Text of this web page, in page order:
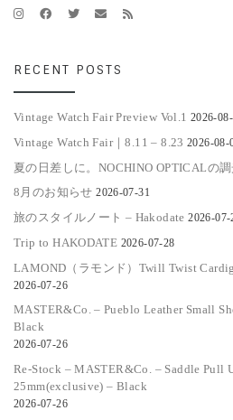
RECENT POSTS
Vintage Watch Fair Preview Vol.1 2026-
Vintage Watch Fair｜8.11 – 8.23 2026-08-
夏の日差しに。NOCHINO OPTICALの
8月のお知らせ 2026-07-31
旅のスタイルノート – Hakodate 2026-07-
Trip to HAKODATE 2026-07-28
LAMOND（ラモンド）Twill Twist
2026-07-26
MASTER&Co. – Pueblo Leather Small
Black
2026-07-26
Re-Stock – MASTER&Co. – Saddle Pull
25mm(exclusive) – Black
2026-07-26